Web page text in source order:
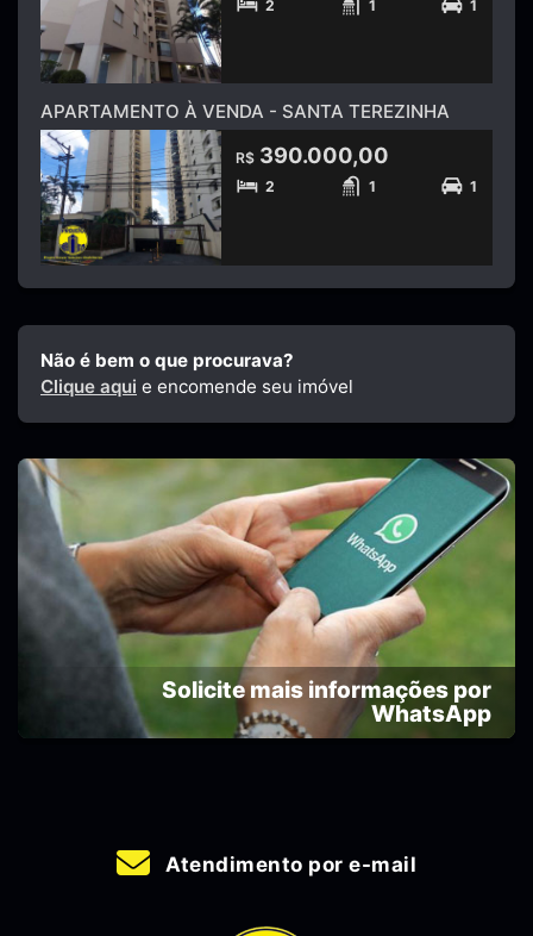
2 1 1
APARTAMENTO À VENDA - SANTA TEREZINHA
R$ 390.000,00
2 1 1
Não é bem o que procurava?
Clique aqui e encomende seu imóvel
Solicite mais informações por
WhatsApp
Atendimento por e-mail